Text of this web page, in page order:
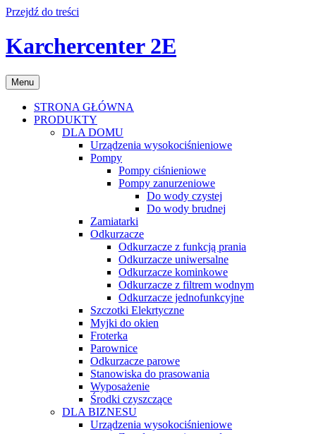
Przejdź do treści
Karchercenter 2E
Menu
STRONA GŁÓWNA
PRODUKTY
DLA DOMU
Urządzenia wysokociśnieniowe
Pompy
Pompy ciśnieniowe
Pompy zanurzeniowe
Do wody czystej
Do wody brudnej
Zamiatarki
Odkurzacze
Odkurzacze z funkcją prania
Odkurzacze uniwersalne
Odkurzacze kominkowe
Odkurzacze z filtrem wodnym
Odkurzacze jednofunkcyjne
Szczotki Elekrtyczne
Myjki do okien
Froterka
Parownice
Odkurzacze parowe
Stanowiska do prasowania
Wyposażenie
Środki czyszczące
DLA BIZNESU
Urządzenia wysokociśnieniowe